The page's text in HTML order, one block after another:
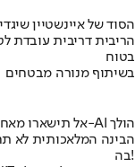
הסוד של איינשטיין
הריבית דריבית עובדת
בטוח
בשיתוף מנורה מבטחים
אל תישארו מאחור – בואו לגלות לאן ה-AI הולך
הבינה המלאכותית לא
בה!